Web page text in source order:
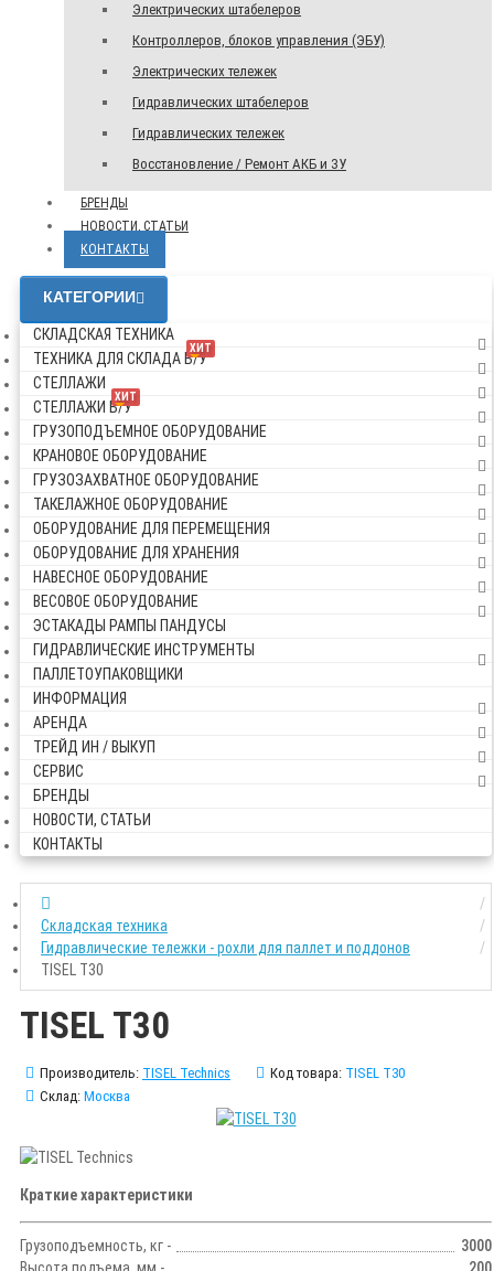
Электрических штабелеров
Контроллеров, блоков управления (ЭБУ)
Электрических тележек
Гидравлических штабелеров
Гидравлических тележек
Восстановление / Ремонт АКБ и ЗУ
БРЕНДЫ
НОВОСТИ, СТАТЬИ
КОНТАКТЫ
КАТЕГОРИИ
СКЛАДСКАЯ ТЕХНИКА
ХИТ
ТЕХНИКА ДЛЯ СКЛАДА Б/У
СТЕЛЛАЖИ
ХИТ
СТЕЛЛАЖИ Б/У
ГРУЗОПОДЪЕМНОЕ ОБОРУДОВАНИЕ
КРАНОВОЕ ОБОРУДОВАНИЕ
ГРУЗОЗАХВАТНОЕ ОБОРУДОВАНИЕ
ТАКЕЛАЖНОЕ ОБОРУДОВАНИЕ
ОБОРУДОВАНИЕ ДЛЯ ПЕРЕМЕЩЕНИЯ
ОБОРУДОВАНИЕ ДЛЯ ХРАНЕНИЯ
НАВЕСНОЕ ОБОРУДОВАНИЕ
ВЕСОВОЕ ОБОРУДОВАНИЕ
ЭСТАКАДЫ РАМПЫ ПАНДУСЫ
ГИДРАВЛИЧЕСКИЕ ИНСТРУМЕНТЫ
ПАЛЛЕТОУПАКОВЩИКИ
ИНФОРМАЦИЯ
АРЕНДА
ТРЕЙД ИН / ВЫКУП
СЕРВИС
БРЕНДЫ
НОВОСТИ, СТАТЬИ
КОНТАКТЫ
Складская техника
Гидравлические тележки - рохли для паллет и поддонов
TISEL T30
TISEL T30
Производитель: TISEL Technics Код товара: TISEL T30
Склад: Москва
Краткие характеристики
Грузоподъемность, кг -
3000